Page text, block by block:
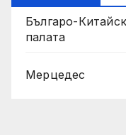
Българо-
палaта
Мерцедес